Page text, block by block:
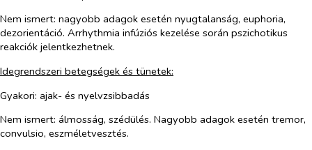
Nem ismert: nagyobb adagok esetén nyugtalanság, euphoria,
dezorientáció. Arrhythmia infúziós kezelése során pszichotikus
reakciók jelentkezhetnek.
Idegrendszeri betegségek és tünetek:
Gyakori: ajak- és nyelvzsibbadás
Nem ismert: álmosság, szédülés. Nagyobb adagok esetén tremor,
convulsio, eszméletvesztés.